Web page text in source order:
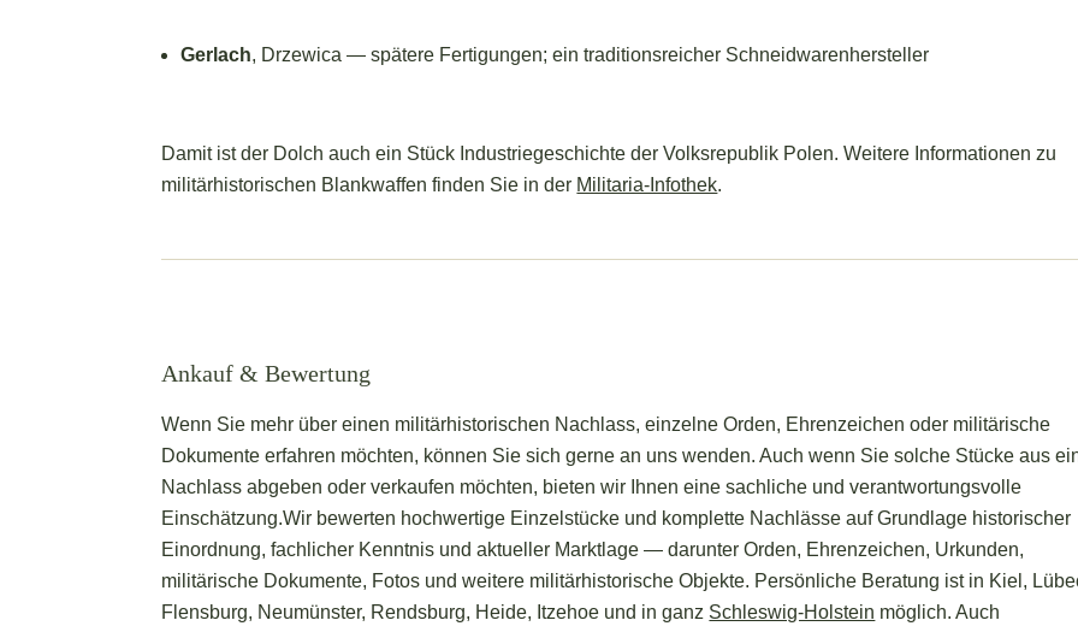
Gerlach, Drzewica — spätere Fertigungen; ein traditionsreicher Schneidwarenhersteller
Damit ist der Dolch auch ein Stück Industriegeschichte der Volksrepublik Polen. Weitere Informationen zu
militärhistorischen Blankwaffen finden Sie in der Militaria-Infothek.
Ankauf & Bewertung
Wenn Sie mehr über einen militärhistorischen Nachlass, einzelne Orden, Ehrenzeichen oder militärische
Dokumente erfahren möchten, können Sie sich gerne an uns wenden. Auch wenn Sie solche Stücke aus
Nachlass abgeben oder verkaufen möchten, bieten wir Ihnen eine sachliche und verantwortungsvolle
Einschätzung.Wir bewerten hochwertige Einzelstücke und komplette Nachlässe auf Grundlage historischer
Einordnung, fachlicher Kenntnis und aktueller Marktlage — darunter Orden, Ehrenzeichen, Urkunden,
militärische Dokumente, Fotos und weitere militärhistorische Objekte. Persönliche Beratung ist in Kiel,
Flensburg, Neumünster, Rendsburg, Heide, Itzehoe und in ganz Schleswig-Holstein möglich. Auch